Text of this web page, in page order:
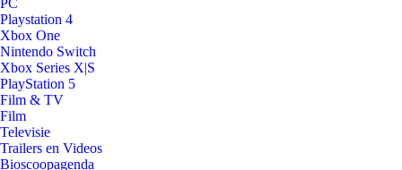
PC
Playstation 4
Xbox One
Nintendo Switch
Xbox Series X|S
PlayStation 5
Film & TV
Film
Televisie
Trailers en Videos
Bioscoopagenda